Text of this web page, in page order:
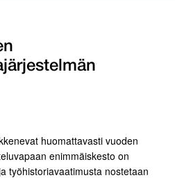
huomattavasti vuoden
enimmäiskesto on
työhistoriavaatimusta nostetaan